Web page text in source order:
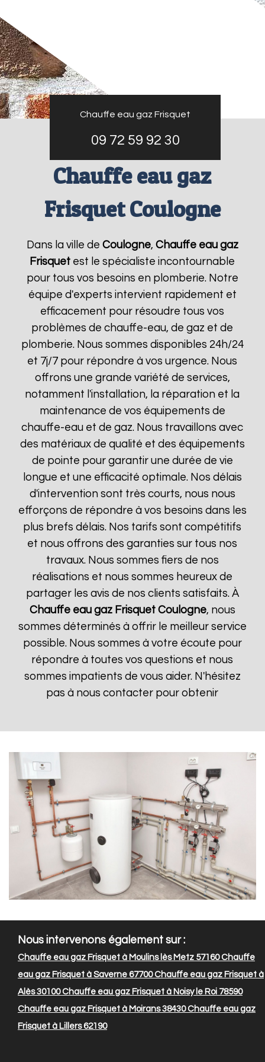
Chauffe eau gaz Frisquet
09 72 59 92 30
Chauffe eau gaz
Frisquet Coulogne
Dans la ville de Coulogne, Chauffe eau gaz
Frisquet est le spécialiste incontournable
pour tous vos besoins en plomberie. Notre
équipe d'experts intervient rapidement et
efficacement pour résoudre tous vos
problèmes de chauffe-eau, de gaz et de
plomberie. Nous sommes disponibles 24h/24
et 7j/7 pour répondre à vos urgence. Nous
offrons une grande variété de services,
notamment l'installation, la réparation et la
maintenance de vos équipements de
chauffe-eau et de gaz. Nous travaillons avec
des matériaux de qualité et des équipements
de pointe pour garantir une durée de vie
longue et une efficacité optimale. Nos délais
d'intervention sont très courts, nous nous
efforçons de répondre à vos besoins dans les
plus brefs délais. Nos tarifs sont compétitifs
et nous offrons des garanties sur tous nos
travaux. Nous sommes fiers de nos
réalisations et nous sommes heureux de
partager les avis de nos clients satisfaits. À
Chauffe eau gaz Frisquet Coulogne, nous
sommes déterminés à offrir le meilleur service
possible. Nous sommes à votre écoute pour
répondre à toutes vos questions et nous
sommes impatients de vous aider. N'hésitez
pas à nous contacter pour obtenir
Nous intervenons également sur :
Chauffe eau gaz Frisquet à Moulins lès Metz 57160Chauffe
eau gaz Frisquet à Saverne 67700Chauffe eau gaz Frisquet à
Alès 30100Chauffe eau gaz Frisquet à Noisy le Roi 78590
Chauffe eau gaz Frisquet à Moirans 38430Chauffe eau gaz
Frisquet à Lillers 62190